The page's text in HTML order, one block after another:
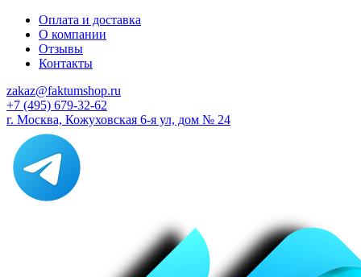
Оплата и доставка
О компании
Отзывы
Контакты
zakaz@faktumshop.ru
+7 (495) 679-32-62
г. Москва, Кожуховская 6-я ул, дом № 24